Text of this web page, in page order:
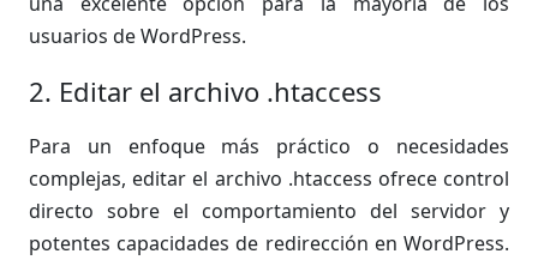
usuarios de WordPress.
2. Editar el archivo .htaccess
Para un enfoque más práctico o necesidades
complejas, editar el archivo .htaccess ofrece control
directo sobre el comportamiento del servidor y
potentes capacidades de redirección en WordPress.